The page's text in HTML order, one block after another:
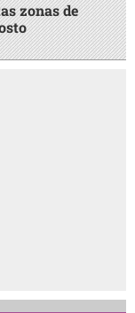
zonas de